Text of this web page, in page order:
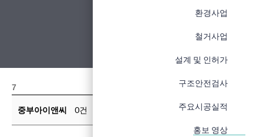
환경사업
철거사업
설계 및 인허가
구조안전검사
주요시공실적
홍보 영상
7
중부아이앤씨 0건 24-08-06 16:37